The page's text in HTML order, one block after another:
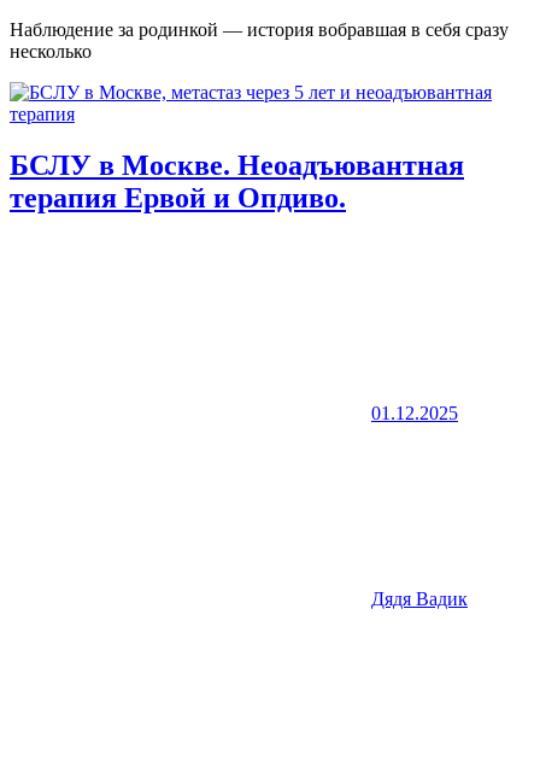
Наблюдение за родинкой — история вобравшая в себя сразу
несколько
БСЛУ в Москве. Неоадъювантная
терапия Ервой и Опдиво.
01.12.2025
Дядя Вадик